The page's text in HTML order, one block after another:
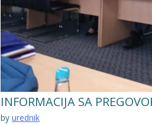
INFORMACIJA SA
by urednik